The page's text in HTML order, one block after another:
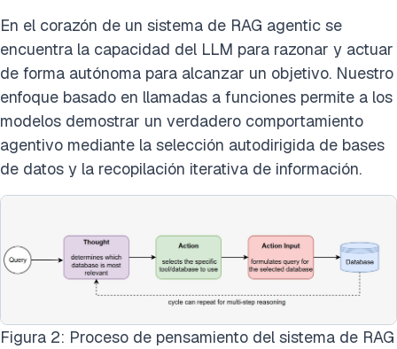
En el corazón de un sistema de RAG agentic se
encuentra la capacidad del LLM para razonar y actuar
de forma autónoma para alcanzar un objetivo. Nuestro
enfoque basado en llamadas a funciones permite a los
modelos demostrar un verdadero comportamiento
agentivo mediante la selección autodirigida de bases
de datos y la recopilación iterativa de información.
Figura 2: Proceso de pensamiento del sistema de RAG